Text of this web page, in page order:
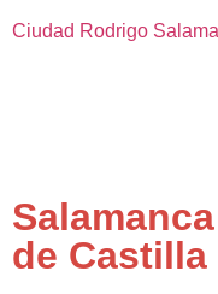
Ciudad Rodrigo
de Castilla